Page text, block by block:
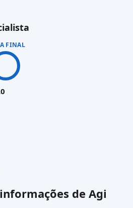
FINAL
de Agi